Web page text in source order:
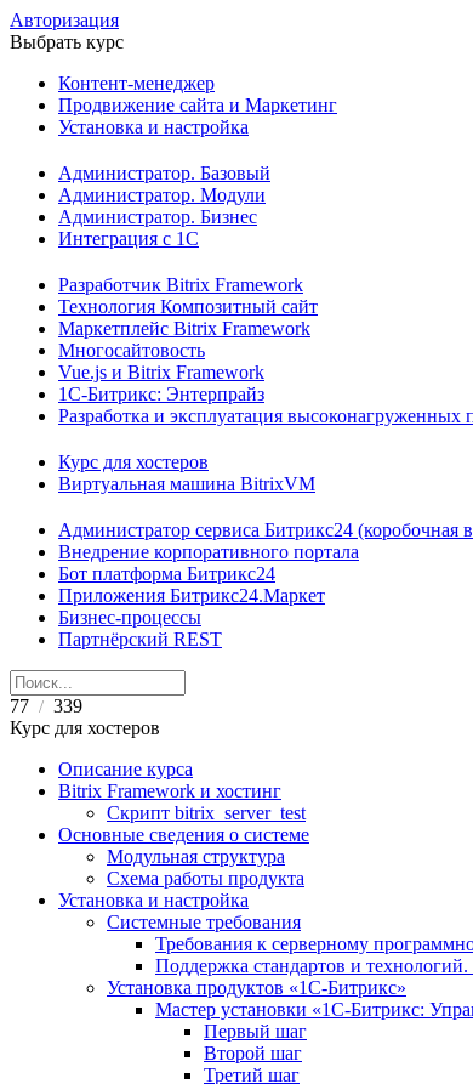
Авторизация
Выбрать курс
Контент-менеджер
Продвижение сайта и Маркетинг
Установка и настройка
Администратор. Базовый
Администратор. Модули
Администратор. Бизнес
Интеграция с 1С
Разработчик Bitrix Framework
Технология Композитный сайт
Маркетплейс Bitrix Framework
Многосайтовость
Vue.js и Bitrix Framework
1С-Битрикс: Энтерпрайз
Разработка и эксплуатация высоконагруженных
Курс для хостеров
Виртуальная машина BitrixVM
Администратор сервиса Битрикс24 (коробочная
Внедрение корпоративного портала
Бот платформа Битрикс24
Приложения Битрикс24.Маркет
Бизнес-процессы
Партнёрский REST
77 / 339
Курс для хостеров
Описание курса
Bitrix Framework и хостинг
Скрипт bitrix_server_test
Основные сведения о системе
Модульная структура
Схема работы продукта
Установка и настройка
Системные требования
Требования к серверному
Поддержка стандартов и
Установка продуктов «1С-Битрикс»
Мастер установки «1C-Битрикс:
Первый шаг
Второй шаг
Третий шаг